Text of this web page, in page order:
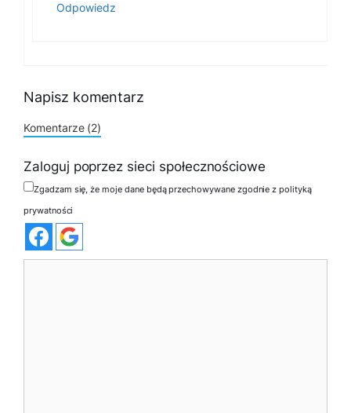
Odpowiedz
Napisz komentarz
Komentarze (2)
Zaloguj poprzez sieci społecznościowe
Zgadzam się, że moje dane będą przechowywane zgodnie z polityką
prywatności